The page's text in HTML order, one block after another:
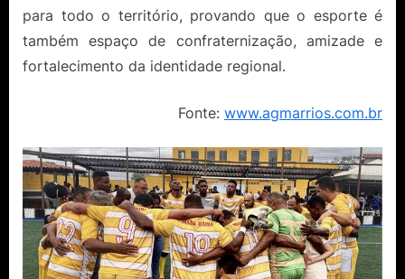
para todo o território, provando que o esporte é
também espaço de confraternização, amizade e
fortalecimento da identidade regional.
Fonte: www.agmarrios.com.br